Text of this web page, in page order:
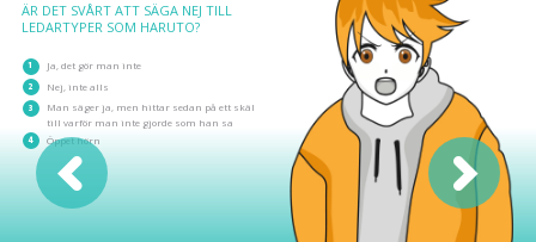
ÄR DET SVÅRT ATT SÄGA NEJ TILL
LEDARTYPER SOM HARUTO?
Ja, det gör man inte
3
1
2
4
Nej, inte alls
Man säger ja, men hittar sedan på ett skäl
till varför man inte gjorde som han sa
Öppet hörn